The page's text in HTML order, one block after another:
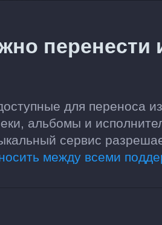
перенести
для переноса
альбомы и
сервис
между всеми